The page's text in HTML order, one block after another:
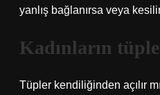
yanlış bağlanırsa veya
Kadınların
Tüpler kendiliğinden açılır